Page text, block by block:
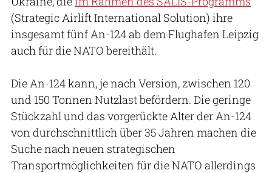
(Strategic Airlift International Solution) ihre
insgesamt fünf An-124 ab dem Flughafen Leipzig
auch für die NATO bereithält.
Die An-124 kann, je nach Version, zwischen 120
und 150 Tonnen Nutzlast befördern. Die geringe
Stückzahl und das vorgerückte Alter der An-124
von durchschnittlich über 35 Jahren machen die
Suche nach neuen strategischen
Transportmöglichkeiten für die NATO allerdings